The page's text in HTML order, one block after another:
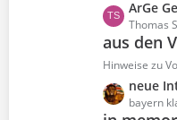
ä
g
e
i
r
ä
g
e
t
e
B
e
i
t
L
e
t
z
e
B
ArGe
Thomas
aus den
Hinweise zu
L
e
neue
bayern